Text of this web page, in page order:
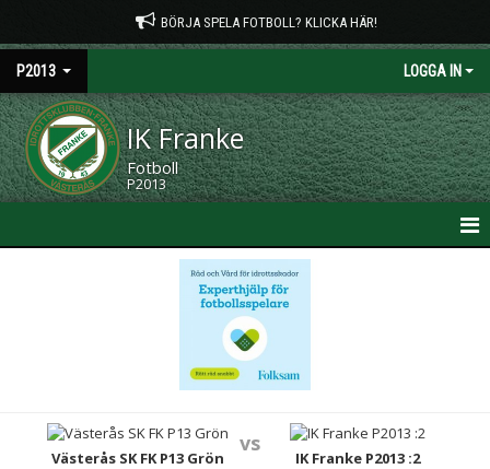
BÖRJA SPELA FOTBOLL? KLICKA HÄR!
P2013 LOGGA IN
IK Franke
Fotboll
P2013
TRUPPENVästerås SK FK P13 Grön
vs
IK Franke P2013 :2